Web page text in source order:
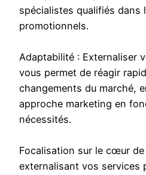
spécialistes qualifiés dans
promotionnels.
Adaptabilité : Externaliser
vous permet de réagir
changements du marché,
approche marketing en
nécessités.
Focalisation sur le cœur de
externalisant vos services